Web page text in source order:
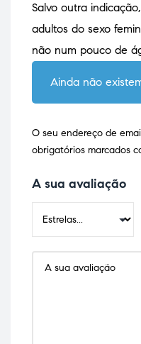
Salvo outra
adultos do sexo
não num pouco de
Ainda não
O seu endereço de
obrigatórios marcados
A sua avaliação